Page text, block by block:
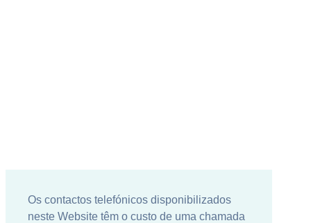
Os contactos telefónicos disponibilizados
neste Website têm o custo de uma chamada